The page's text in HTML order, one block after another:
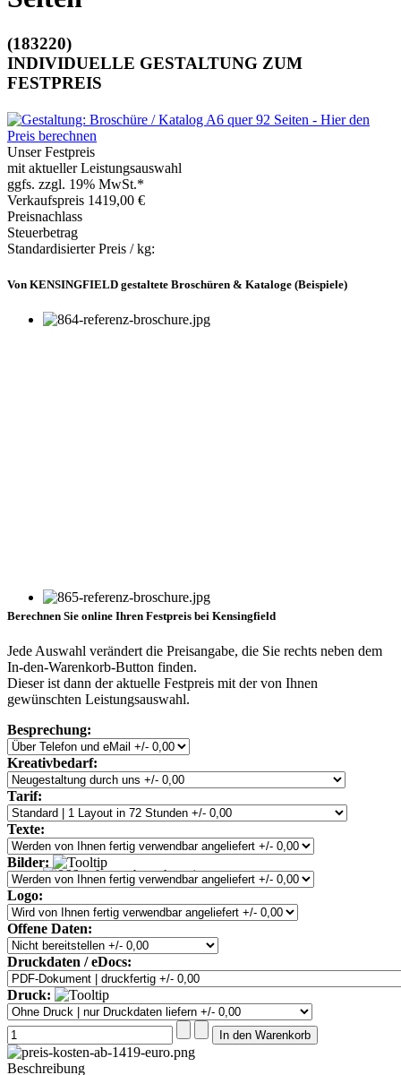
(183220)
INDIVIDUELLE GESTALTUNG ZUM
FESTPREIS
Unser Festpreis
mit aktueller Leistungsauswahl
ggfs. zzgl. 19% MwSt.*
Verkaufspreis 1419,00 €
Preisnachlass
Steuerbetrag
Standardisierter Preis / kg:
Von KENSINGFIELD gestaltete Broschüren & Kataloge (Beispiele)
Berechnen Sie online Ihren Festpreis bei Kensingfield
Jede Auswahl verändert die Preisangabe, die Sie rechts neben dem
In-den-Warenkorb-Button finden.
Dieser ist dann der aktuelle Festpreis mit der von Ihnen
gewünschten Leistungsauswahl.
Besprechung:
Kreativbedarf:
Tarif:
Texte:
Bilder:
Logo:
Offene Daten:
Druckdaten / eDocs:
Druck:
Beschreibung